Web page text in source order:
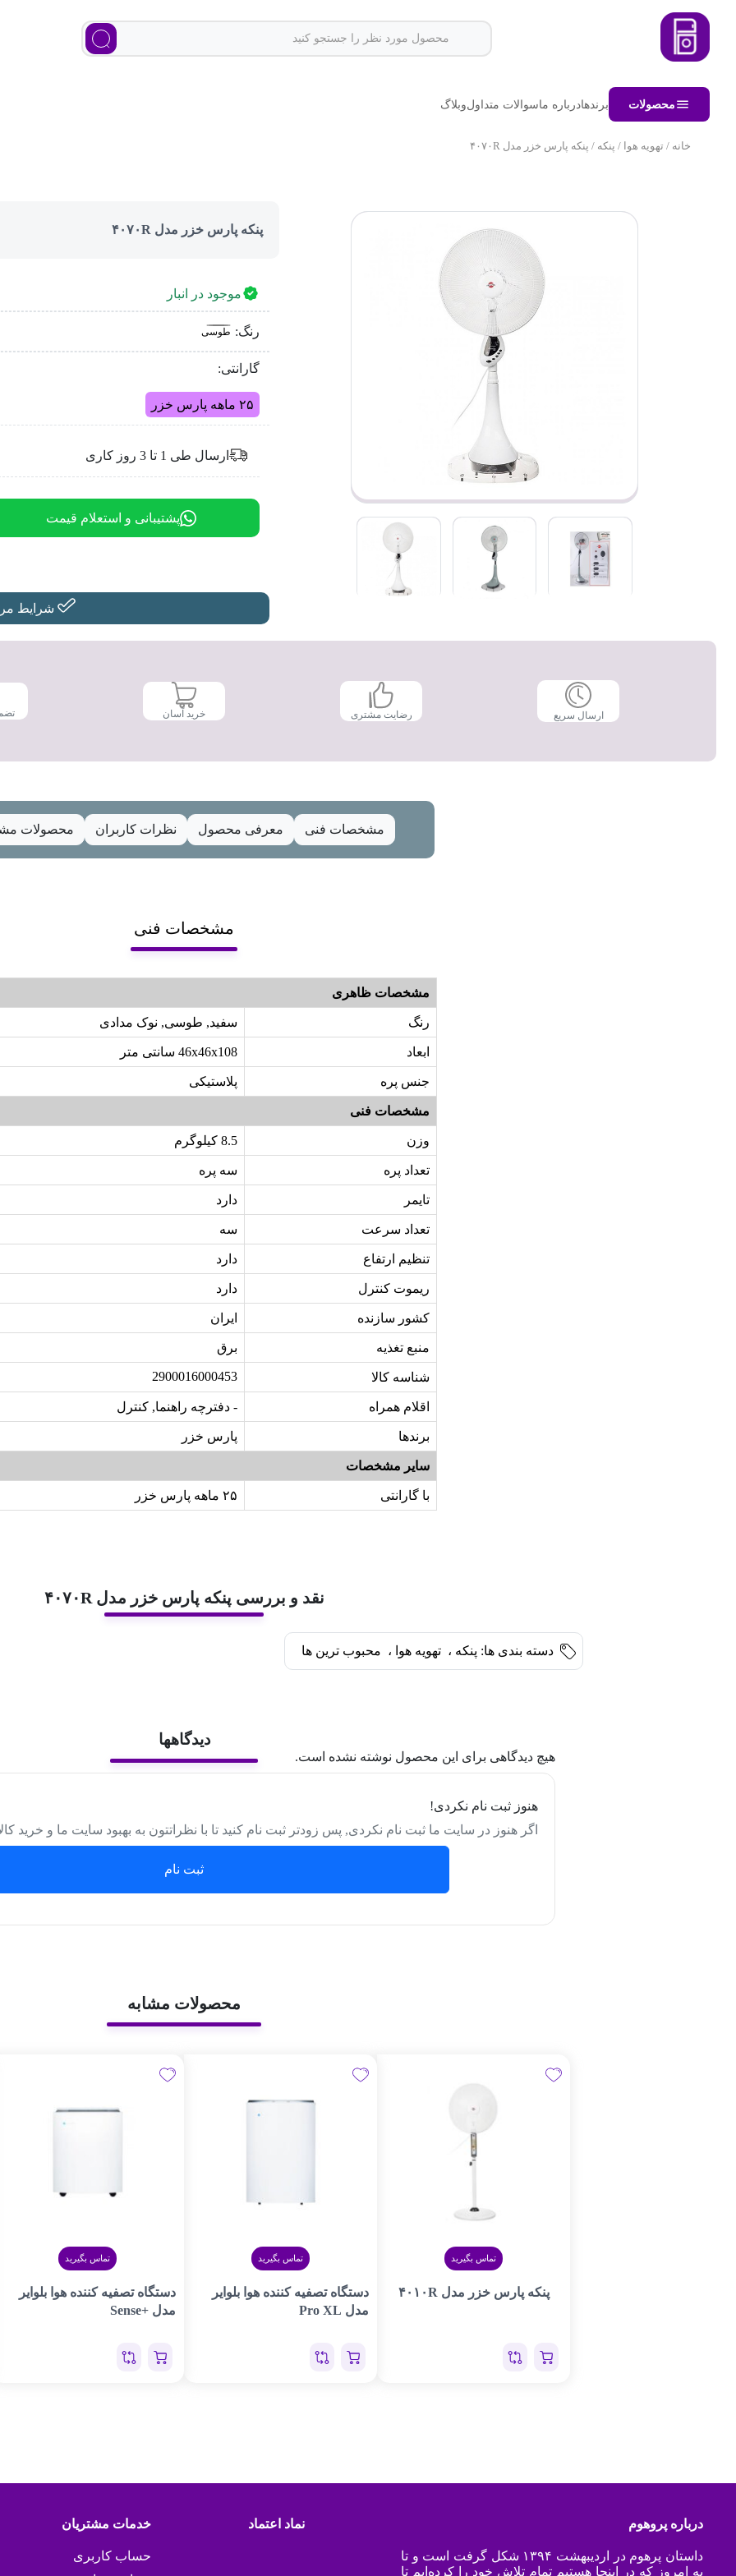
محصولات برندهادرباره ماسوالات متداولوبلاگ
خانه / تهویه هوا / پنکه / پنکه پارس خزر مدل ۴۰۷۰R
پنکه پارس خزر مدل ۴۰۷۰R
موجود در انبار
رنگ: طوسی
گارانتی:
۲۵ ماهه پارس خزر
ارسال طی 1 تا 3 روز کاری
پشتیبانی و استعلام قیمت
شرایط
ارسال سریع رضایت مشتری خرید آسان
مشخصات فنی معرفی محصول نظرات کاربران محصولات
مشخصات فنی
مشخصات ظاهری
رنگ سفید, طوسی, نوک مدادی
ابعاد 46x46x108 سانتی متر
جنس پره پلاستیکی
مشخصات فنی
وزن 8.5 کیلوگرم
تعداد پره سه پره
تایمر دارد
تعداد سرعت سه
تنظیم ارتفاع دارد
ریموت کنترل دارد
کشور سازنده ایران
منبع تغذیه برق
شناسه کالا 2900016000453
اقلام همراه - دفترچه راهنما, کنترل
برندها پارس خزر
سایر مشخصات
با گارانتی ۲۵ ماهه پارس خزر
نقد و بررسی پنکه پارس خزر مدل ۴۰۷۰R
دسته بندی ها: پنکه ، تهویه هوا ، محبوب ترین ها
دیدگاهها
هیچ دیدگاهی برای این محصول نوشته نشده است.
هنوز ثبت نام نکردی!
اگر هنوز در سایت ما ثبت نام نکردی, پس زودتر ثبت نام کنید تا با نظراتتون به بهبود سایت ما و خرید
ثبت نام
محصولات مشابه
تماس بگیرید
پنکه پارس خزر مدل ۴۰۱۰R
تماس بگیرید
دستگاه تصفیه کننده هوا بلوایر
مدل Pro XL
تماس بگیرید
دستگاه تصفیه کننده هوا بلوایر
مدل +Sense
درباره پروهوم
داستان پرهوم در اردیبهشت ۱۳۹۴ شکل گرفت است و تا
به امروز که در اینجا هستیم تمام تلاش خود را کرده‌ایم تا
نماد اعتماد خدمات مشتریان
حساب کاربری